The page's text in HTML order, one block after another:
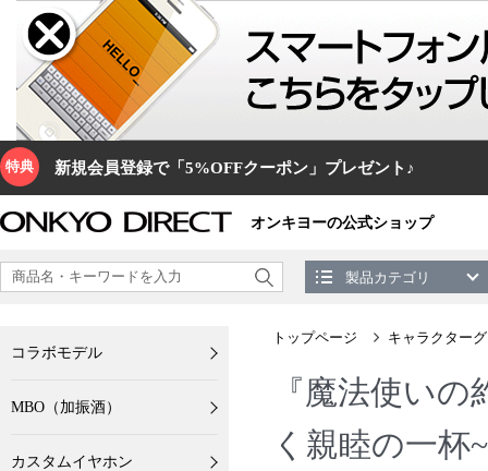
特典 新規会員登録で「5%OFFクーポン」プレゼント♪
オンキヨーの公式ショップ
製品カテゴリ
トップページ キャラクター
『魔法使い
く親睦の一
コラボモデル
MBO（加振酒）
カスタムイヤホン